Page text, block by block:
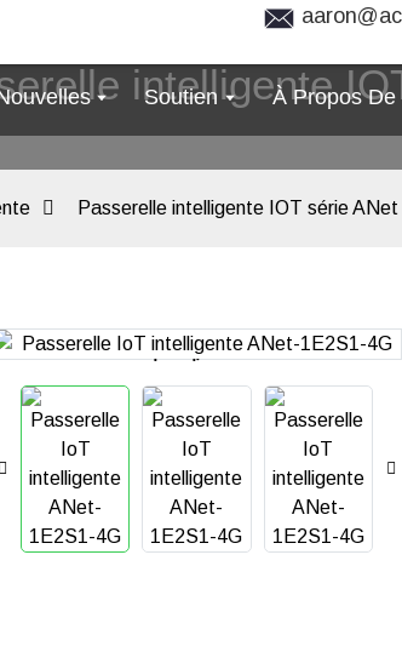
Soutien À Propos De
intelligente
Passerelle intelligente IOT série ANet
Loading...
Loading...